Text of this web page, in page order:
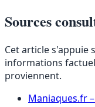
Sources
Cet article s'appuie
informations
proviennent.
Maniaques.fr –